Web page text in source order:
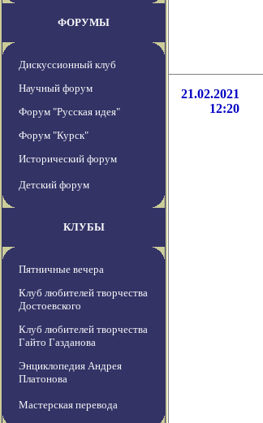
ФОРУМЫ
Дискуссионный клуб
Научный форум
Форум "Русская идея"
Форум "Курск"
Исторический форум
Детский форум
КЛУБЫ
Пятничные вечера
Клуб любителей творчества
Достоевского
Клуб любителей творчества
Гайто Газданова
Энциклопедия Андрея
Платонова
Мастерская перевода
21.02.2021
12:20